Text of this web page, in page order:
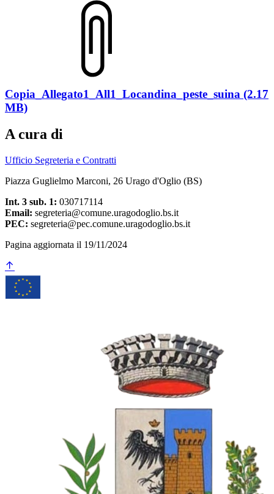
Copia_Allegato1_All1_Locandina_peste_suina (2.17
MB)
A cura di
Ufficio Segreteria e Contratti
Piazza Guglielmo Marconi, 26 Urago d'Oglio (BS)
Int. 3 sub. 1: 030717114
Email: segreteria@comune.uragodoglio.bs.it
PEC: segreteria@pec.comune.uragodoglio.bs.it
Pagina aggiornata il 19/11/2024